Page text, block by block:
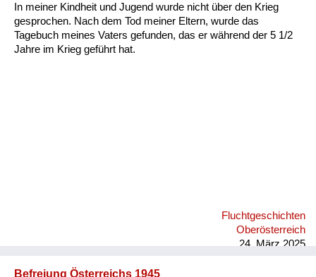
In meiner Kindheit und Jugend wurde nicht über den Krieg
gesprochen. Nach dem Tod meiner Eltern, wurde das
Tagebuch meines Vaters gefunden, das er während der 5 1/2
Jahre im Krieg geführt hat.
Fluchtgeschichten
Oberösterreich
24. März 2025
Befreiung Österreichs 1945